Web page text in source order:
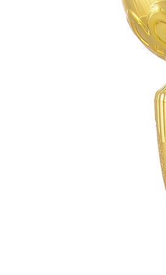
РАСПРОДАЖА